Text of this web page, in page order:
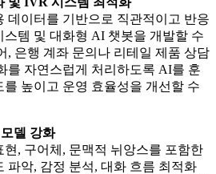
데이터를 기반으로 직관적이고 반응
스템 및 대화형 AI 챗봇을 개발할 수
, 은행 계좌 문의나 리테일 제품 상담
를 자연스럽게 처리하도록 AI를 훈
를 높이고 운영 효율성을 개선할 수
델 강화
현, 구어체, 문맥적 뉘앙스를 포함한
파악, 감정 분석, 대화 흐름 최적화